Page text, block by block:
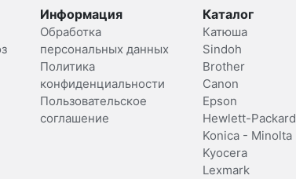
Информация
Обработка
персональных данных
Политика
конфиденциальности
Пользовательское
соглашение
Каталог
Катюша
Sindoh
Brother
Canon
Epson
Hewlett-Packard
Konica - Minolta
Kyocera
Lexmark